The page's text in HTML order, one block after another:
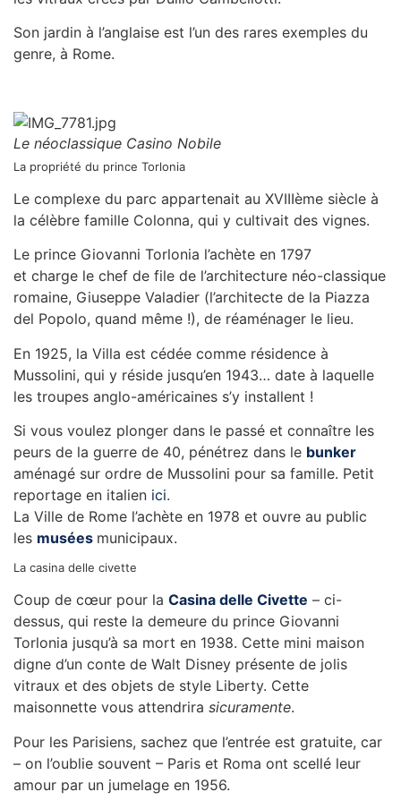
Son jardin à l’anglaise est l’un des rares exemples du
genre, à Rome.
Le néoclassique Casino Nobile
La propriété du prince Torlonia
Le complexe du parc appartenait au XVIIIème siècle à
la célèbre famille Colonna, qui y cultivait des vignes.
Le prince Giovanni Torlonia l’achète en 1797
et charge le chef de file de l’architecture néo-classique
romaine, Giuseppe Valadier (l’architecte de la Piazza
del Popolo, quand même !), de réaménager le lieu.
En 1925, la Villa est cédée comme résidence à
Mussolini, qui y réside jusqu’en 1943… date à laquelle
les troupes anglo-américaines s’y installent !
Si vous voulez plonger dans le passé et connaître les
peurs de la guerre de 40, pénétrez dans le bunker
aménagé sur ordre de Mussolini pour sa famille. Petit
reportage en italien ici.
La Ville de Rome l’achète en 1978 et ouvre au public
les musées municipaux.
La casina delle civette
Coup de cœur pour la Casina delle Civette – ci-
dessus, qui reste la demeure du prince Giovanni
Torlonia jusqu’à sa mort en 1938. Cette mini maison
digne d’un conte de Walt Disney présente de jolis
vitraux et des objets de style Liberty. Cette
maisonnette vous attendrira sicuramente.
Pour les Parisiens, sachez que l’entrée est gratuite, car
– on l’oublie souvent – Paris et Roma ont scellé leur
amour par un jumelage en 1956.